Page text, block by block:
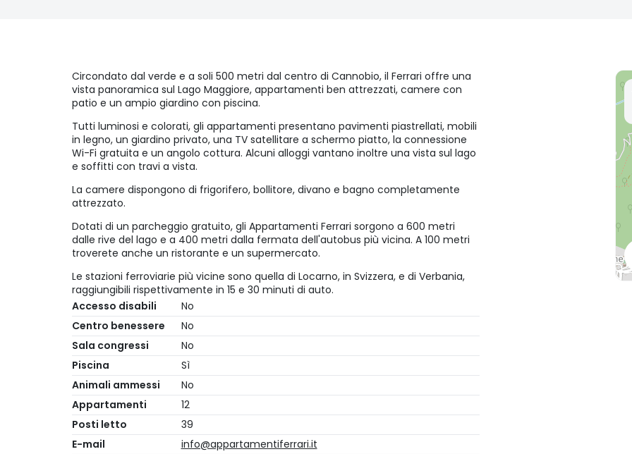
Circondato dal verde e a soli 500 metri dal centro di Cannobio, il Ferrari offre una
vista panoramica sul Lago Maggiore, appartamenti ben attrezzati, camere con
patio e un ampio giardino con piscina.
Tutti luminosi e colorati, gli appartamenti presentano pavimenti piastrellati, mobili
in legno, un giardino privato, una TV satellitare a schermo piatto, la connessione
Wi-Fi gratuita e un angolo cottura. Alcuni alloggi vantano inoltre una vista sul lago
e soffitti con travi a vista.
La camere dispongono di frigorifero, bollitore, divano e bagno completamente
attrezzato.
Dotati di un parcheggio gratuito, gli Appartamenti Ferrari sorgono a 600 metri
dalle rive del lago e a 400 metri dalla fermata dell'autobus più vicina. A 100 metri
troverete anche un ristorante e un supermercato.
Le stazioni ferroviarie più vicine sono quella di Locarno, in Svizzera, e di Verbania,
raggiungibili rispettivamente in 15 e 30 minuti di auto.
Accesso disabili
No
Centro benessere
No
Sala congressi
No
Piscina
Sì
Animali ammessi
No
Appartamenti
12
Posti letto
39
E-mail
info@appartamentiferrari.it